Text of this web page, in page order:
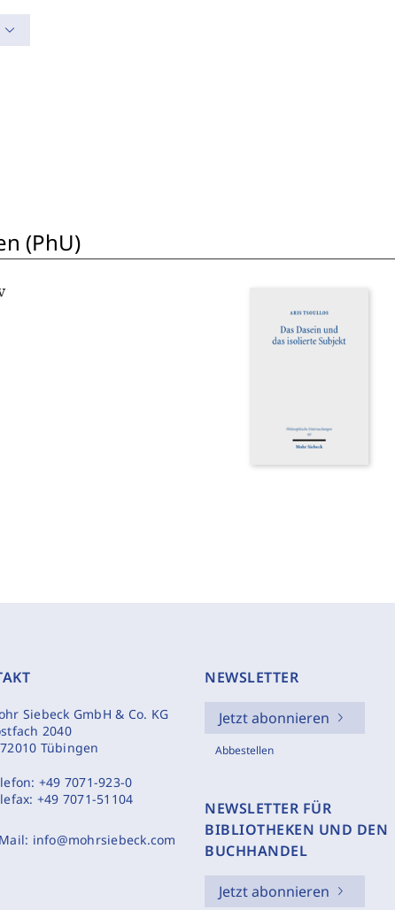
(PhU)
Siebeck GmbH & Co. KG
2040
Tübingen
+49 7071-923-0
+49 7071-51104
info@mohrsiebeck.com
NEWSLETTER
Jetzt abonnieren
Abbestellen
NEWSLETTER FÜR
BIBLIOTHEKEN UND DEN
BUCHHANDEL
Jetzt abonnieren